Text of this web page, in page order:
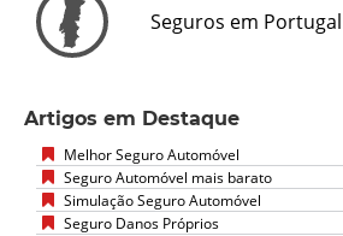
Seguros em Portugal
Artigos em Destaque
Melhor Seguro Automóvel
Seguro Automóvel mais barato
Simulação Seguro Automóvel
Seguro Danos Próprios